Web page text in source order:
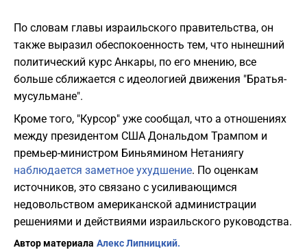
По словам главы израильского правительства, он
также выразил обеспокоенность тем, что нынешний
политический курс Анкары, по его мнению, все
больше сближается с идеологией движения "Братья-
мусульмане".
Кроме того, "Курсор" уже сообщал, что а отношениях
между президентом США Дональдом Трампом и
премьер-министром Биньямином Нетаниягу
наблюдается заметное ухудшение. По оценкам
источников, это связано с усиливающимся
недовольством американской администрации
решениями и действиями израильского руководства.
Автор материала Алекс Липницкий.